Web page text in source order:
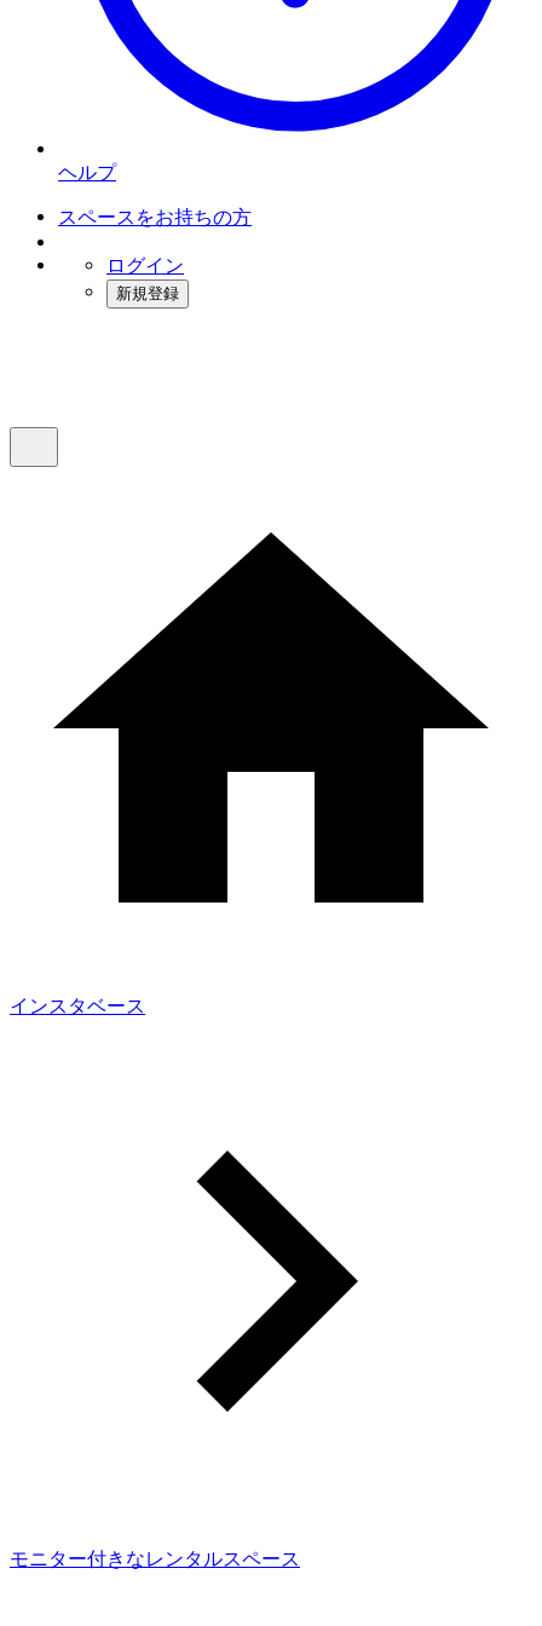
ヘルプ
スペースをお持ちの方
ログイン
新規登録
インスタベース
モニター付きなレンタルスペース